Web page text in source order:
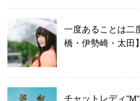
一度あることは二
橋・伊勢崎・太田】
チャットレディ